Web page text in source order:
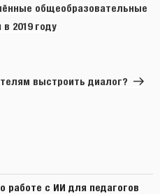
общеобразовательные
2019 году
выстроить диалог?
работе с ИИ для педагогов